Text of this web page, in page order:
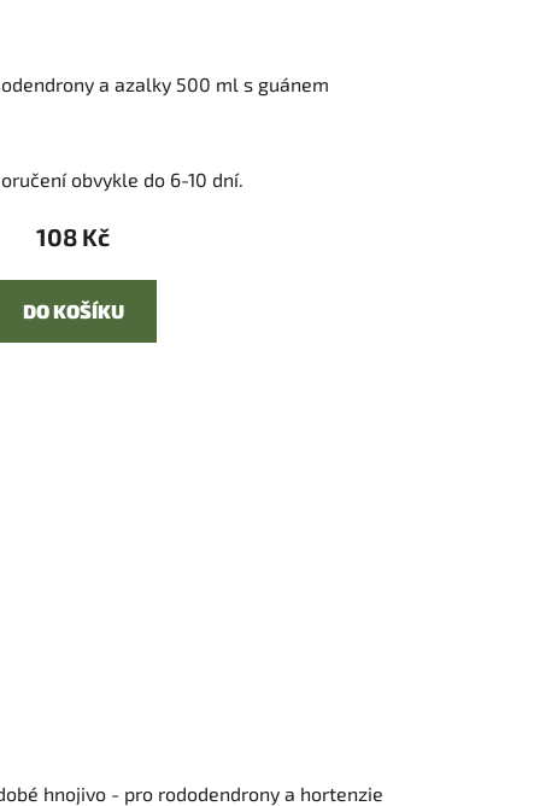
a azalky 500 ml s guánem
obvykle do 6-10 dní.
108 Kč
DO KOŠÍKU
hnojivo - pro rododendrony a hortenzie